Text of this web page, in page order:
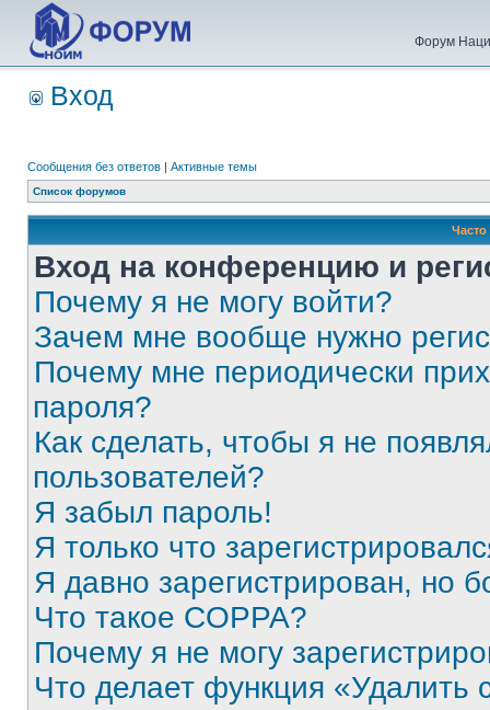
Форум
Вход
Сообщения без ответов | Активные темы
Список форумов
Вход на конференцию и
Почему я не могу войти?
Зачем мне вообще нужно
Почему мне периодически
пароля?
Как сделать, чтобы я не
пользователей?
Я забыл пароль!
Я только что
Я давно зарегистрирован, но
Что такое COPPA?
Почему я не могу
Что делает функция «Удалить